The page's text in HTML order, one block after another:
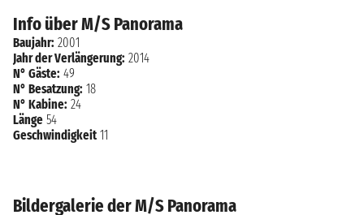
Info über M/S Panorama
Baujahr: 2001
Jahr der Verlängerung: 2014
N° Gäste: 49
N° Besatzung: 18
N° Kabine: 24
Länge 54
Geschwindigkeit 11
Bildergalerie der M/S Panorama